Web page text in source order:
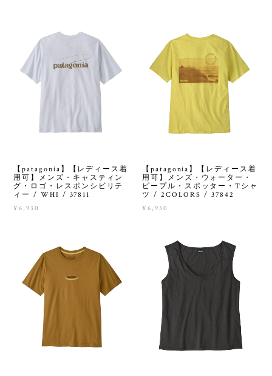
【patagonia】【レディース着
用可】メンズ・キャスティン
グ・ロゴ・レスポンシビリテ
ィー / WHI / 37811
¥6,930
【patagonia】【レディース着
用可】メンズ・ウォーター・
ピープル・スポッター・Tシャ
ツ / 2COLORS / 37842
¥6,930